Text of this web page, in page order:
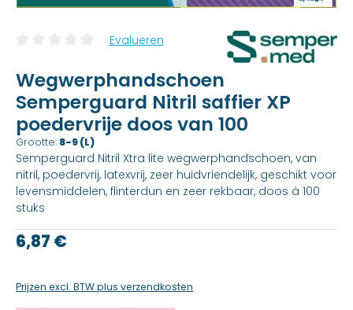
Gemiddelde beoordeling van 0 van 5 sterren
Evalueren
Wegwerphandschoen
Semperguard Nitril saffier XP
poedervrije doos van 100
Grootte: 8-9 (L)
Semperguard Nitril Xtra lite wegwerphandschoen, van
nitril, poedervrij, latexvrij, zeer huidvriendelijk, geschikt voor
levensmiddelen, flinterdun en zeer rekbaar, doos à 100
stuks
Reguliere prijs:
6,87 €
Prijzen excl. BTW plus verzendkosten